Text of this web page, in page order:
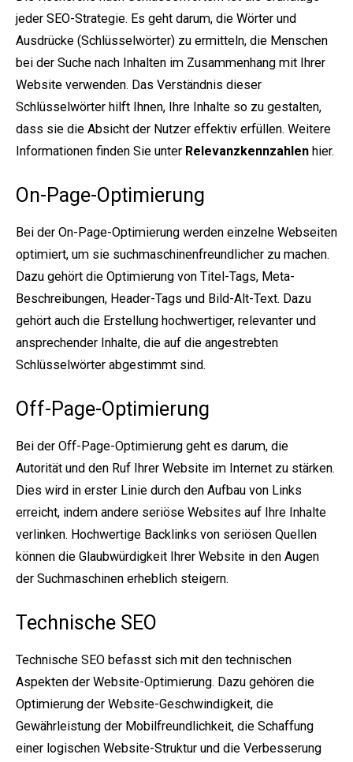
jeder SEO-Strategie. Es geht darum, die Wörter und
Ausdrücke (Schlüsselwörter) zu ermitteln, die Menschen
bei der Suche nach Inhalten im Zusammenhang mit Ihrer
Website verwenden. Das Verständnis dieser
Schlüsselwörter hilft Ihnen, Ihre Inhalte so zu gestalten,
dass sie die Absicht der Nutzer effektiv erfüllen. Weitere
Informationen finden Sie unter Relevanzkennzahlen hier.
On-Page-Optimierung
Bei der On-Page-Optimierung werden einzelne Webseiten
optimiert, um sie suchmaschinenfreundlicher zu machen.
Dazu gehört die Optimierung von Titel-Tags, Meta-
Beschreibungen, Header-Tags und Bild-Alt-Text. Dazu
gehört auch die Erstellung hochwertiger, relevanter und
ansprechender Inhalte, die auf die angestrebten
Schlüsselwörter abgestimmt sind.
Off-Page-Optimierung
Bei der Off-Page-Optimierung geht es darum, die
Autorität und den Ruf Ihrer Website im Internet zu stärken.
Dies wird in erster Linie durch den Aufbau von Links
erreicht, indem andere seriöse Websites auf Ihre Inhalte
verlinken. Hochwertige Backlinks von seriösen Quellen
können die Glaubwürdigkeit Ihrer Website in den Augen
der Suchmaschinen erheblich steigern.
Technische SEO
Technische SEO befasst sich mit den technischen
Aspekten der Website-Optimierung. Dazu gehören die
Optimierung der Website-Geschwindigkeit, die
Gewährleistung der Mobilfreundlichkeit, die Schaffung
einer logischen Website-Struktur und die Verbesserung